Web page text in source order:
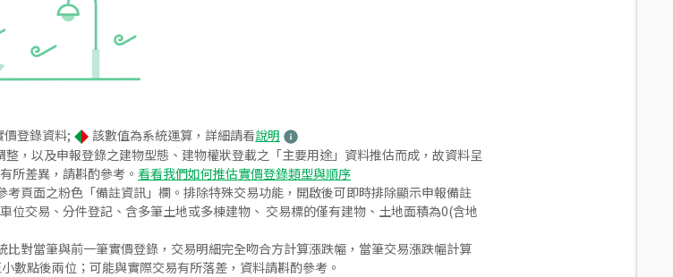
登錄資料; 該數值為系統運算，詳細請看說明
，以及申報登錄之建物型態、建物權狀登載之「主要用途」資料推估而成，故資料呈
所差異，請斟酌參考。 看看我們如何推估實價登錄類型與順序
頁面之粉色「備註資訊」欄。排除特殊交易功能，開啟後可即時排除顯示申報備註
位交易、分件登記、含多筆土地或多棟建物、 交易標的僅有建物、土地面積為0(含地
對當筆與前一筆實價登錄，交易明細完全吻合方計算漲跌幅，當筆交易漲跌幅計算
點後兩位；可能與實際交易有所落差，資料請斟酌參考。